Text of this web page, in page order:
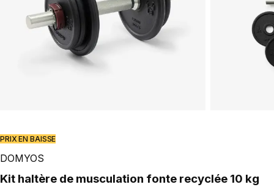
PRIX EN BAISSE
DOMYOS
Kit haltère de musculation fonte recyclée 10 kg